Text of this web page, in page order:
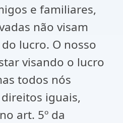
e familiares,
não visam
lucro. O nosso
visando o lucro
todos nós
iguais,
art. 5º da